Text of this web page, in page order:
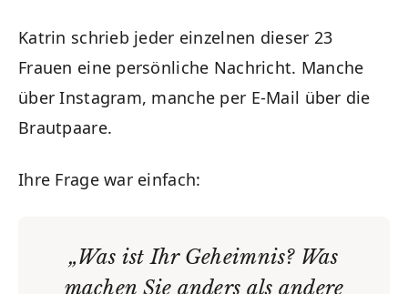
Katrin schrieb jeder einzelnen dieser 23
Frauen eine persönliche Nachricht. Manche
über Instagram, manche per E-Mail über die
Brautpaare.
Ihre Frage war einfach:
„Was ist Ihr Geheimnis? Was
machen Sie anders als andere